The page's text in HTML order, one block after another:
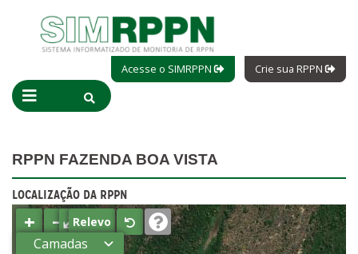
Acesse o SIMRPPN Crie sua RPPN
RPPN FAZENDA BOA VISTA
LOCALIZAÇÃO DA RPPN
+ −⤢Relevo
Camadas